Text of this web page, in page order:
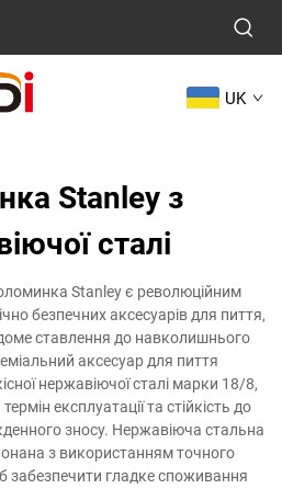
UK
Stanley з
сталі
Stanley є революційним
безпечних аксесуарів для пиття,
ставлення до навколишнього
аксесуар для пиття
нержавіючої сталі марки 18/8,
експлуатації та стійкість до
зносу. Нержавіюча стальна
з використанням точного
забезпечити гладке споживання